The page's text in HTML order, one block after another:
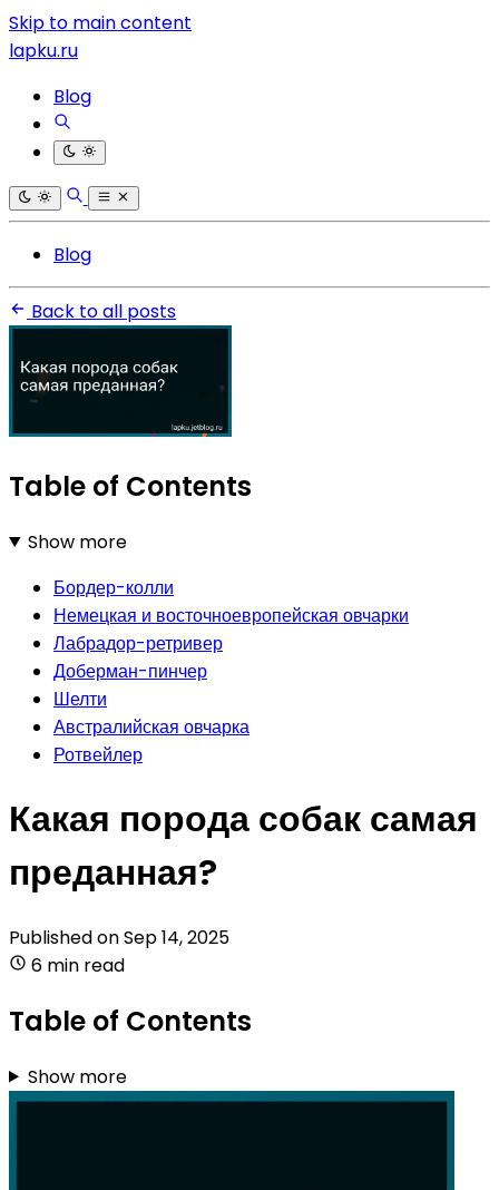
Skip to main content
lapku.ru
Blog
Blog
Back to all posts
Table of Contents
Show more
Бордер-колли
Немецкая и восточноевропейская овчарки
Лабрадор-ретривер
Доберман-пинчер
Шелти
Австралийская овчарка
Ротвейлер
Какая порода собак самая
преданная?
Published onSep 14, 2025
6 min read
Table of Contents
Show more